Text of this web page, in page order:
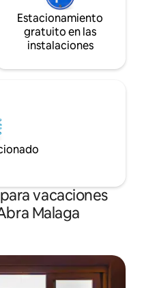
Estacionamiento
gratuito en las
instalaciones
vacaciones
Malaga